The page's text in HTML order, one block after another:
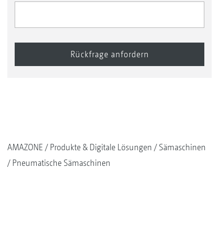
AMAZONE Produkte & Digitale Lösungen
Sämaschinen
Pneumatische Sämaschinen